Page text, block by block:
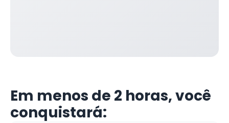
Em menos de 2 horas, você
conquistará: